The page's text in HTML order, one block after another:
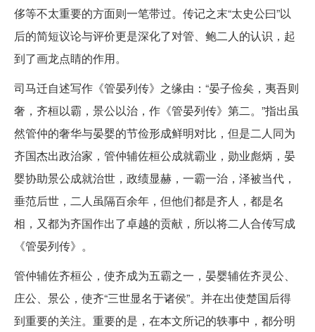
侈等不太重要的方面则一笔带过。传记之末“太史公曰”以
后的简短议论与评价更是深化了对管、鲍二人的认识，起
到了画龙点睛的作用。
司马迁自述写作《管晏列传》之缘由：“晏子俭矣，夷吾则
奢，齐桓以霸，景公以治，作《管晏列传》第二。”指出虽
然管仲的奢华与晏婴的节俭形成鲜明对比，但是二人同为
齐国杰出政治家，管仲辅佐桓公成就霸业，勋业彪炳，晏
婴协助景公成就治世，政绩显赫，一霸一治，泽被当代，
垂范后世，二人虽隔百余年，但他们都是齐人，都是名
相，又都为齐国作出了卓越的贡献，所以将二人合传写成
《管晏列传》。
管仲辅佐齐桓公，使齐成为五霸之一，晏婴辅佐齐灵公、
庄公、景公，使齐“三世显名于诸侯”。并在出使楚国后得
到重要的关注。重要的是，在本文所记的轶事中，都分明